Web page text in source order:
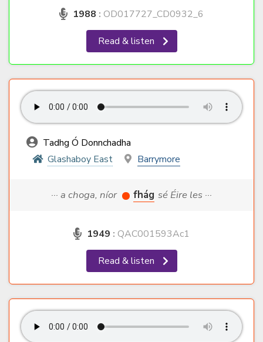
1988 : OD017727_CD0932_6
Read & listen
Tadhg Ó Donnchadha
Glashaboy East
Barrymore
··· a choga, níor fhág sé Éire les ···
1949 : QAC001593Ac1
Read & listen